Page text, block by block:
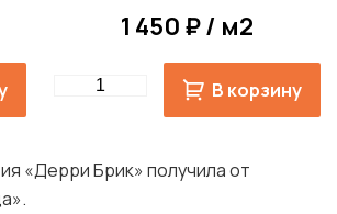
1 450 ₽ / м2
Quantity В корзину
«Дерри Брик» получила от